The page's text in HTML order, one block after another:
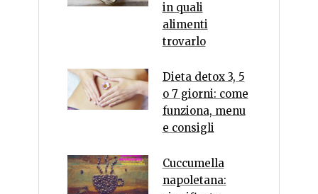
in quali
alimenti
trovarlo
Dieta detox 3, 5
o 7 giorni: come
funziona, menu
e consigli
Cuccumella
napoletana: